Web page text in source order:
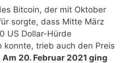
Bitcoin, der mit Oktober
sorgte, dass Mitte März
US Dollar-Hürde
konnte, trieb auch den Preis
Am 20. Februar 2021 ging